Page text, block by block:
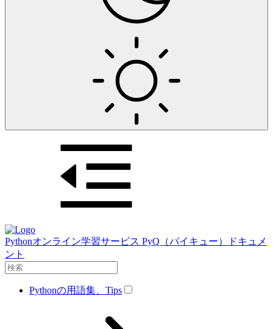
Pythonオンライン学習サービス PyQ（パイキュー）ドキュメ
ント
Pythonの用語集、Tips